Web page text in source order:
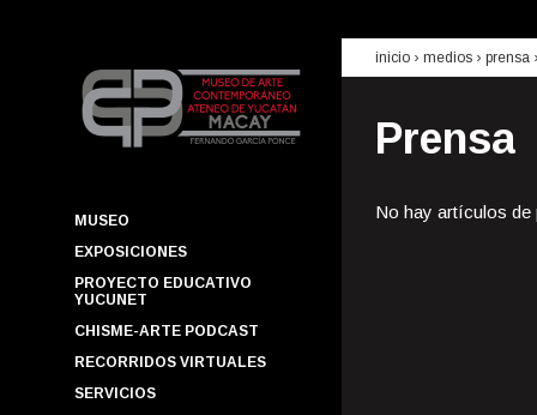
MUSEO
EXPOSICIONES
PROYECTO EDUCATIVO
YUCUNET
CHISME-ARTE PODCAST
RECORRIDOS VIRTUALES
SERVICIOS
inicio › medios › prensa
Prensa
No hay artículos de